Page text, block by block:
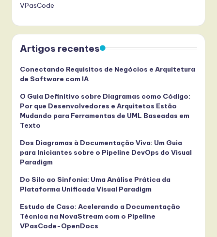
VPasCode
Artigos recentes
Conectando Requisitos de Negócios e Arquitetura
de Software com IA
O Guia Definitivo sobre Diagramas como Código:
Por que Desenvolvedores e Arquitetos Estão
Mudando para Ferramentas de UML Baseadas em
Texto
Dos Diagramas à Documentação Viva: Um Guia
para Iniciantes sobre o Pipeline DevOps do Visual
Paradigm
Do Silo ao Sinfonia: Uma Análise Prática da
Plataforma Unificada Visual Paradigm
Estudo de Caso: Acelerando a Documentação
Técnica na NovaStream com o Pipeline
VPasCode-OpenDocs